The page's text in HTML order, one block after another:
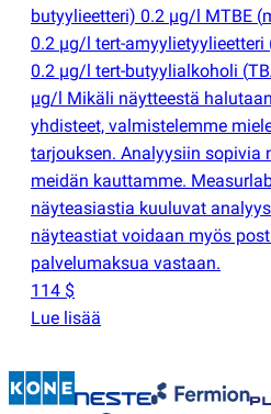
butyylieetteri) 0.2 µg/l MTBE (
0.2 µg/l tert-amyylietyylieetteri
0.2 µg/l tert-butyylialkoholi (
µg/l Mikäli näytteestä
yhdisteet, valmistelemme
tarjouksen. Analyysiin sopivia
meidän kauttamme.
näyteasiastia kuuluvat
näyteastiat voidaan myös
palvelumaksua vastaan.
114 $
Lue lisää